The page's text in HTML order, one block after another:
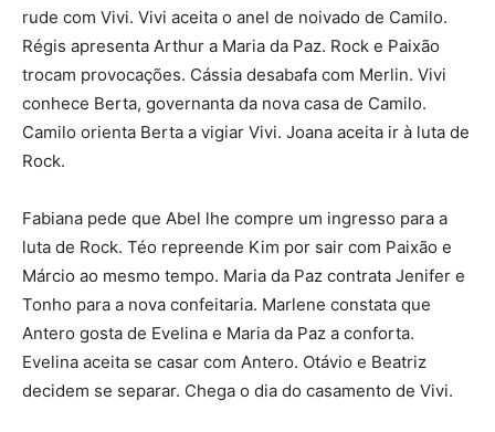
rude com Vivi. Vivi aceita o anel de noivado de Camilo.
Régis apresenta Arthur a Maria da Paz. Rock e Paixão
trocam provocações. Cássia desabafa com Merlin. Vivi
conhece Berta, governanta da nova casa de Camilo.
Camilo orienta Berta a vigiar Vivi. Joana aceita ir à luta de
Rock.
Fabiana pede que Abel lhe compre um ingresso para a
luta de Rock. Téo repreende Kim por sair com Paixão e
Márcio ao mesmo tempo. Maria da Paz contrata Jenifer e
Tonho para a nova confeitaria. Marlene constata que
Antero gosta de Evelina e Maria da Paz a conforta.
Evelina aceita se casar com Antero. Otávio e Beatriz
decidem se separar. Chega o dia do casamento de Vivi.